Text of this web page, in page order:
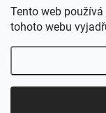
Tento web
tohoto webu
Blu-